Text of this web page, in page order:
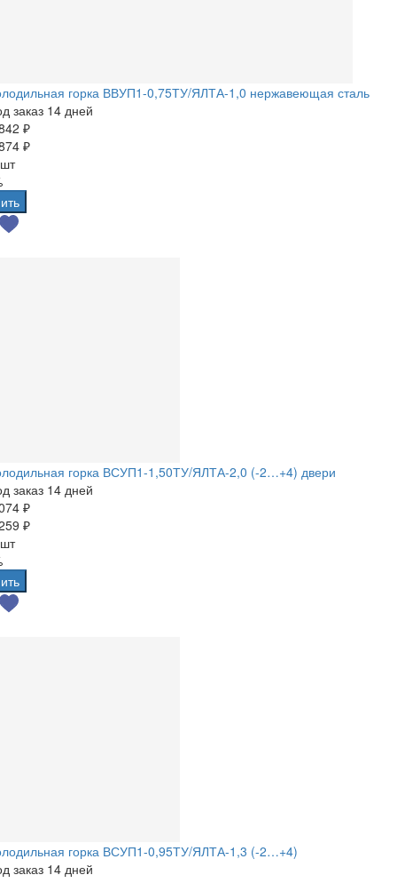
горка ВВУП1-0,75ТУ/ЯЛТА-1,0 нержавеющая сталь
заказ 14 дней
₽
₽
горка ВСУП1-1,50ТУ/ЯЛТА-2,0 (-2…+4) двери
заказ 14 дней
₽
₽
горка ВСУП1-0,95ТУ/ЯЛТА-1,3 (-2…+4)
заказ 14 дней